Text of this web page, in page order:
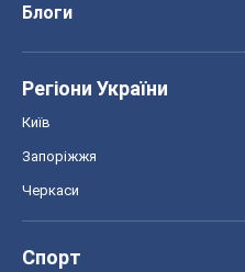
Блоги
Регіони України
Київ
Запоріжжя
Черкаси
Спорт